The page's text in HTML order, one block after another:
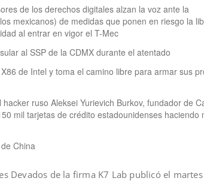
de los derechos digitales alzan la voz ante la
mexicanos) de medidas que ponen en riesgo la
al entrar en vigor el T-Mec
al SSP de la CDMX durante el atentado
de Intel y toma el camino libre para armar sus
ruso Aleksei Yurievich Burkov, fundador de
mil tarjetas de crédito estadounidenses haciendo
China
Devados de la firma K7 Lab publicó el